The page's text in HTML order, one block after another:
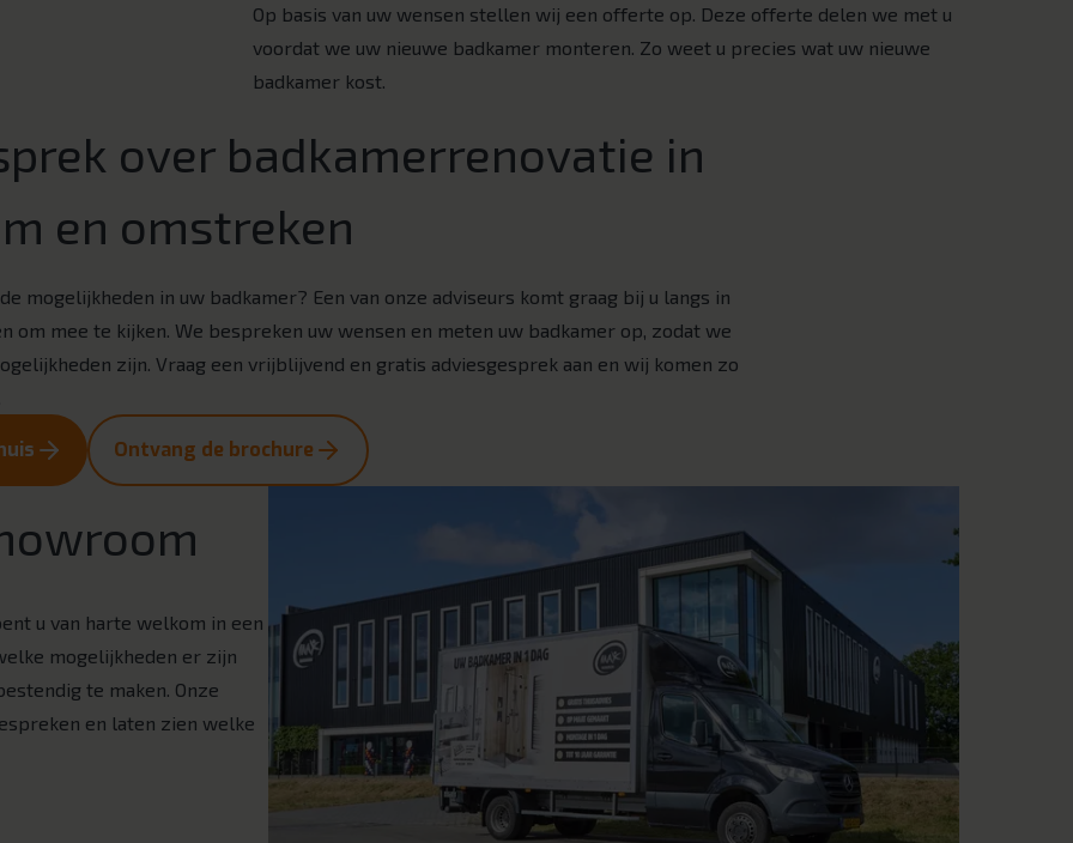
Op basis van uw wensen stellen wij een offerte op. Deze offerte delen we met u
voordat we uw nieuwe badkamer monteren. Zo weet u precies wat uw nieuwe
badkamer kost.
over badkamerrenovatie in
en omstreken
mogelijkheden in uw badkamer? Een van onze adviseurs komt graag bij u langs in
om mee te kijken. We bespreken uw wensen en meten uw badkamer op, zodat we
zijn. Vraag een vrijblijvend en gratis adviesgesprek aan en wij komen zo
Ontvang de brochure
u van harte welkom in een
mogelijkheden er zijn
te maken. Onze
en laten zien welke